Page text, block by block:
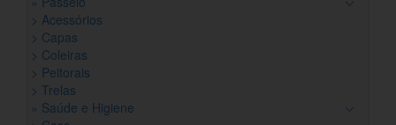
> Acessórios
> Capas
> Coleiras
> Peitorais
> Trelas
» Saúde e Higiene